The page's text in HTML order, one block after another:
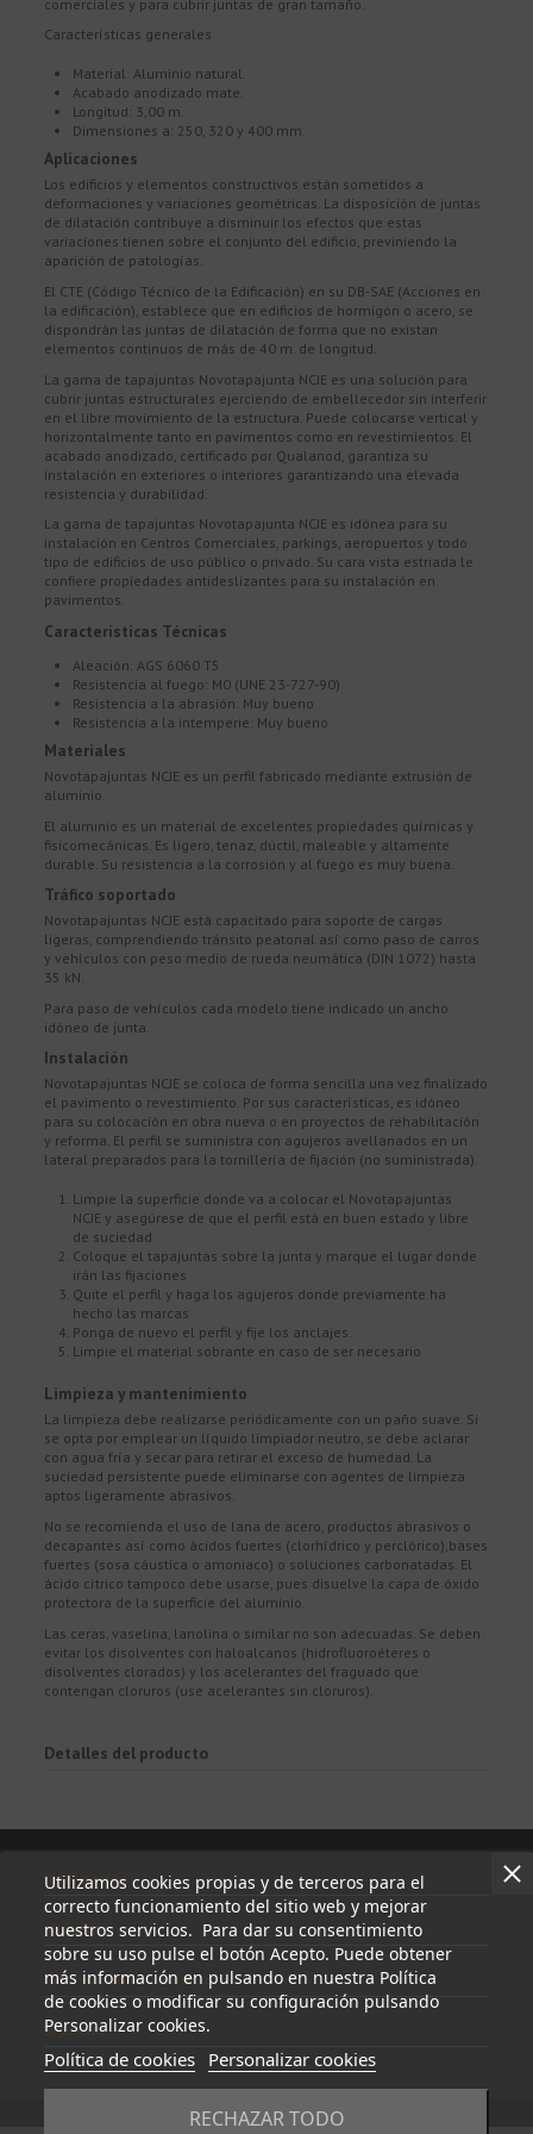
comerciales y para cubrir juntas de gran tamaño.
Características generales
Material: Aluminio natural.
Acabado anodizado mate.
Longitud: 3,00 m.
Dimensiones a: 250, 320 y 400 mm.
Aplicaciones
Los edificios y elementos constructivos están sometidos a
deformaciones y variaciones geométricas. La disposición de juntas
de dilatación contribuye a disminuir los efectos que estas
variaciones tienen sobre el conjunto del edificio, previniendo la
aparición de patologías.
El CTE (Código Técnico de la Edificación) en su DB-SAE (Acciones en
la edificación), establece que en edificios de hormigón o acero, se
dispondrán las juntas de dilatación de forma que no existan
elementos continuos de más de 40 m. de longitud.
La gama de tapajuntas Novotapajunta NCJE es una solución para
cubrir juntas estructurales ejerciendo de embellecedor sin interferir
en el libre movimiento de la estructura. Puede colocarse vertical y
horizontalmente tanto en pavimentos como en revestimientos. El
acabado anodizado, certificado por Qualanod, garantiza su
instalación en exteriores o interiores garantizando una elevada
resistencia y durabilidad.
La gama de tapajuntas Novotapajunta NCJE es idónea para su
instalación en Centros Comerciales, parkings, aeropuertos y todo
tipo de edificios de uso público o privado. Su cara vista estriada le
confiere propiedades antideslizantes para su instalación en
pavimentos.
Características Técnicas
Aleación: AGS 6060 T5
Resistencia al fuego: M0 (UNE 23-727-90)
Resistencia a la abrasión: Muy bueno
Resistencia a la intemperie: Muy bueno
Materiales
Novotapajuntas NCJE es un perfil fabricado mediante extrusión de
aluminio.
El aluminio es un material de excelentes propiedades químicas y
fisicomecánicas. Es ligero, tenaz, dúctil, maleable y altamente
durable. Su resistencia a la corrosión y al fuego es muy buena.
Tráfico soportado
Novotapajuntas NCJE está capacitado para soporte de cargas
ligeras, comprendiendo tránsito peatonal así como paso de carros
y vehículos con peso medio de rueda neumática (DIN 1072) hasta
35 kN.
Para paso de vehículos cada modelo tiene indicado un ancho
idóneo de junta.
Instalación
Novotapajuntas NCJE se coloca de forma sencilla una vez finalizado
el pavimento o revestimiento. Por sus características, es idóneo
para su colocación en obra nueva o en proyectos de rehabilitación
y reforma. El perfil se suministra con agujeros avellanados en un
lateral preparados para la tornillería de fijación (no suministrada).
Limpie la superficie donde va a colocar el Novotapajuntas
NCJE y asegúrese de que el perfil está en buen estado y libre
de suciedad
Coloque el tapajuntas sobre la junta y marque el lugar donde
irán las fijaciones
Quite el perfil y haga los agujeros donde previamente ha
hecho las marcas
Ponga de nuevo el perfil y fije los anclajes.
Limpie el material sobrante en caso de ser necesario
Limpieza y mantenimiento
La limpieza debe realizarse periódicamente con un paño suave. Si
se opta por emplear un líquido limpiador neutro, se debe aclarar
con agua fría y secar para retirar el exceso de humedad. La
suciedad persistente puede eliminarse con agentes de limpieza
aptos ligeramente abrasivos.
No se recomienda el uso de lana de acero, productos abrasivos o
decapantes así como ácidos fuertes (clorhídrico y perclórico),bases
fuertes (sosa cáustica o amoniaco) o soluciones carbonatadas. El
ácido cítrico tampoco debe usarse, pues disuelve la capa de óxido
protectora de la superficie del aluminio.
Las ceras, vaselina, lanolina o similar no son adecuadas. Se deben
evitar los disolventes con haloalcanos (hidrofluoroéteres o
disolventes clorados) y los acelerantes del fraguado que
contengan cloruros (use acelerantes sin cloruros).
Detalles del producto
Utilizamos cookies propias y de terceros para el
correcto funcionamiento del sitio web y mejorar
nuestros servicios. Para dar su consentimiento
sobre su uso pulse el botón Acepto. Puede obtener
más información en pulsando en nuestra Política
de cookies o modificar su configuración pulsando
Personalizar cookies.
Política de cookies Personalizar cookies
RECHAZAR TODO
Información
Mi cuenta
Información de contacto
Síguenos